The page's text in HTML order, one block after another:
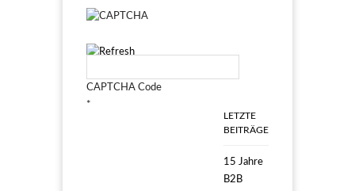
CAPTCHA Code
*
LETZTE
BEITRÄGE
15 Jahre
B2B